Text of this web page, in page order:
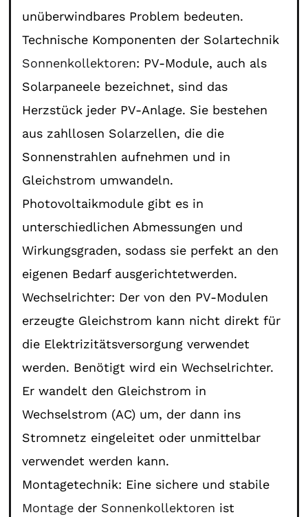
unüberwindbares Problem bedeuten.
Technische Komponenten der Solartechnik
Sonnenkollektoren: PV-Module, auch als
Solarpaneele bezeichnet, sind das
Herzstück jeder PV-Anlage. Sie bestehen
aus zahllosen Solarzellen, die die
Sonnenstrahlen aufnehmen und in
Gleichstrom umwandeln.
Photovoltaikmodule gibt es in
unterschiedlichen Abmessungen und
Wirkungsgraden, sodass sie perfekt an den
eigenen Bedarf ausgerichtetwerden.
Wechselrichter: Der von den PV-Modulen
erzeugte Gleichstrom kann nicht direkt für
die Elektrizitätsversorgung verwendet
werden. Benötigt wird ein Wechselrichter.
Er wandelt den Gleichstrom in
Wechselstrom (AC) um, der dann ins
Stromnetz eingeleitet oder unmittelbar
verwendet werden kann.
Montagetechnik: Eine sichere und stabile
Montage der Sonnenkollektoren ist